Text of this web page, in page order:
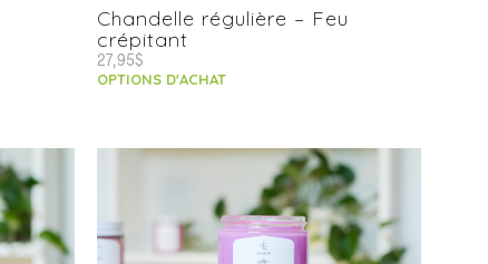
Chandelle régulière – Feu
crépitant
27,95$
OPTIONS D'ACHAT